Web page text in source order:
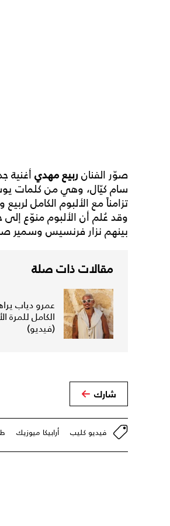
صوّر الفنان ربيع مهدي أغنية
سام كيّال، وهي من كلمات
تزامناً مع الألبوم الكامل
وقد عُلم أن الألبوم منوّع إلى
بينهم نزار فرنسيس وسمير
مقالات ذات صلة
عمرو دياب
الكامل
(فيديو)
شارك
فيديو كليب أرابيكا ميوزيك